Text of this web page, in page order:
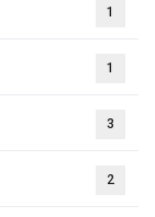
1
1
3
2